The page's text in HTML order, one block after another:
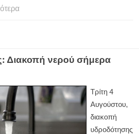
Διακοπή νερού σήμερα
Τρίτη 4
Αυγούστου,
διακοπή
υδροδότησης